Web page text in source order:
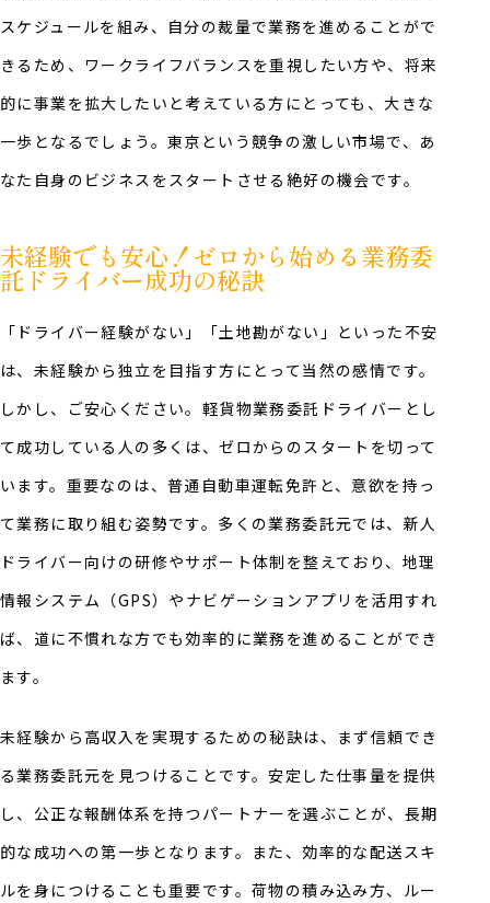
スケジュールを組み、自分の裁量で業務を進めることがで
きるため、ワークライフバランスを重視したい方や、将来
的に事業を拡大したいと考えている方にとっても、大きな
一歩となるでしょう。東京という競争の激しい市場で、あ
なた自身のビジネスをスタートさせる絶好の機会です。
未経験でも安心！ゼロから始める業務委
託ドライバー成功の秘訣
「ドライバー経験がない」「土地勘がない」といった不安
は、未経験から独立を目指す方にとって当然の感情です。
しかし、ご安心ください。軽貨物業務委託ドライバーとし
て成功している人の多くは、ゼロからのスタートを切って
います。重要なのは、普通自動車運転免許と、意欲を持っ
て業務に取り組む姿勢です。多くの業務委託元では、新人
ドライバー向けの研修やサポート体制を整えており、地理
情報システム（GPS）やナビゲーションアプリを活用すれ
ば、道に不慣れな方でも効率的に業務を進めることができ
ます。
未経験から高収入を実現するための秘訣は、まず信頼でき
る業務委託元を見つけることです。安定した仕事量を提供
し、公正な報酬体系を持つパートナーを選ぶことが、長期
的な成功への第一歩となります。また、効率的な配送スキ
ルを身につけることも重要です。荷物の積み込み方、ルー